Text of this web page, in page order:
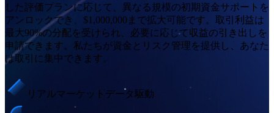
した評価プランに応じて、異なる規模の初期資金サポートを
アンロックでき、$1,000,000まで拡大可能です。取引利益は
最大90%の分配を受けられ、必要に応じて収益の引き出しを
申請できます。私たちが資金とリスク管理を提供し、あなた
は取引に集中できます。
リアルマーケットデータ駆動